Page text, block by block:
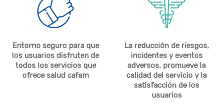
Entorno seguro para que
los usuarios disfruten de
todos los servicios que
ofrece salud cafam
La reducción de riesgos,
incidentes y eventos
adversos, promueve la
calidad del servicio y la
satisfacción de los
usuarios